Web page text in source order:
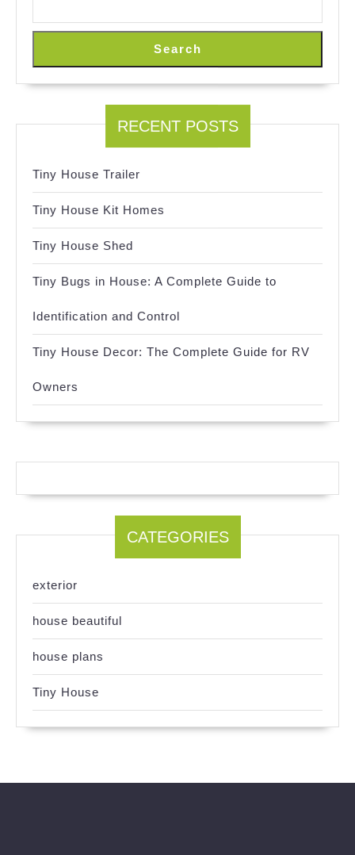
Search
RECENT POSTS
Tiny House Trailer
Tiny House Kit Homes
Tiny House Shed
Tiny Bugs in House: A Complete Guide to
Identification and Control
Tiny House Decor: The Complete Guide for RV
Owners
CATEGORIES
exterior
house beautiful
house plans
Tiny House